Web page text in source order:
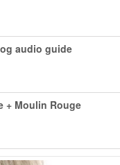
audio guide
+ Moulin Rouge